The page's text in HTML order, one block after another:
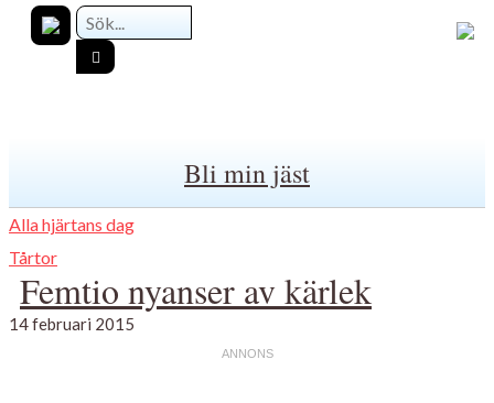
Bli min jäst
Alla hjärtans dag
Tårtor
Femtio nyanser av kärlek
14 februari 2015